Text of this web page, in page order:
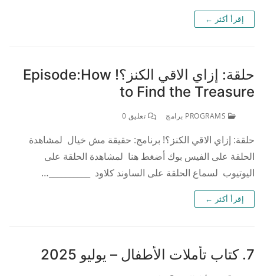
إقرأ أكثر ←
حلقة: إزاي الاقي الكنز؟! Episode:How
to Find the Treasure
تعليق 0
حلقة: إزاي الاقي الكنز؟! برنامج: حقيقة مش خيال لمشاهدة
الحلقة على الفيس بوك أضغط هنا لمشاهدة الحلقة على
اليوتيوب لسماع الحلقة على الساوند كلاود __________…
إقرأ أكثر ←
7. كتاب تأملات الأطفال – يوليو 2025